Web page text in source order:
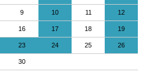
9 10 11 12
16 17 18 19
23 24 25 26
30